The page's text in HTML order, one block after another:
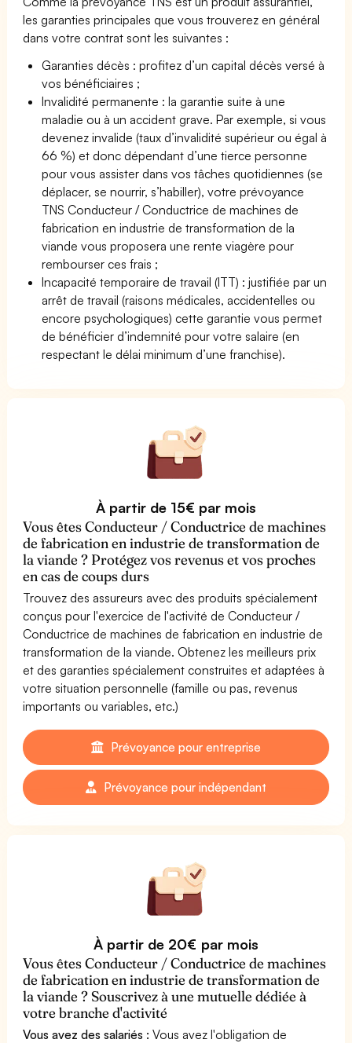
les garanties principales que vous trouverez en général
dans votre contrat sont les suivantes :
Garanties décès : profitez d’un capital décès versé à
vos bénéficiaires ;
Invalidité permanente : la garantie suite à une
maladie ou à un accident grave. Par exemple, si vous
devenez invalide (taux d’invalidité supérieur ou égal à
66 %) et donc dépendant d’une tierce personne
pour vous assister dans vos tâches quotidiennes (se
déplacer, se nourrir, s’habiller), votre prévoyance
TNS Conducteur / Conductrice de machines de
fabrication en industrie de transformation de la
viande vous proposera une rente viagère pour
rembourser ces frais ;
Incapacité temporaire de travail (ITT) : justifiée par un
arrêt de travail (raisons médicales, accidentelles ou
encore psychologiques) cette garantie vous permet
de bénéficier d’indemnité pour votre salaire (en
respectant le délai minimum d’une franchise).
À partir de 15€ par mois
Vous êtes Conducteur / Conductrice de machines
de fabrication en industrie de transformation de
la viande ? Protégez vos revenus et vos proches
en cas de coups durs
Trouvez des assureurs avec des produits spécialement
conçus pour l'exercice de l'activité de Conducteur /
Conductrice de machines de fabrication en industrie de
transformation de la viande. Obtenez les meilleurs prix
et des garanties spécialement construites et adaptées à
votre situation personnelle (famille ou pas, revenus
importants ou variables, etc.)
Prévoyance pour entreprise
Prévoyance pour indépendant
À partir de 20€ par mois
Vous êtes Conducteur / Conductrice de machines
de fabrication en industrie de transformation de
la viande ? Souscrivez à une mutuelle dédiée à
votre branche d'activité
Vous avez des salariés : Vous avez l'obligation de